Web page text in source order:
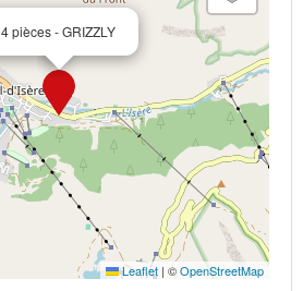
4 pièces - GRIZZLY
Leaflet | ©OpenStreetMap